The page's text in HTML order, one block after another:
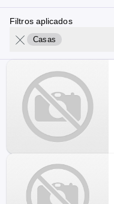
Filtros aplicados
Casas